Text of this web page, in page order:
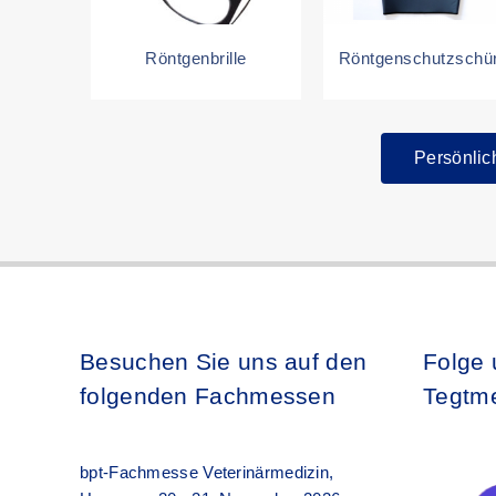
Röntgenbrille
Besuchen Sie uns auf den
folgenden Fachmessen
bpt-Fachmesse Veterinärmedizin,
Folge